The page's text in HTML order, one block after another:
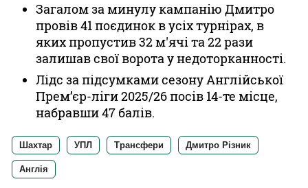
Загалом за минулу кампанію Дмитро
провів 41 поєдинок в усіх турнірах, в
яких пропустив 32 м'ячі та 22 рази
залишав свої ворота у недоторканності.
Лідс за підсумками сезону Англійської
Прем’єр-ліги 2025/26 посів 14-те місце,
набравши 47 балів.
Шахтар УПЛ Трансфери Дмитро Різник
Англія